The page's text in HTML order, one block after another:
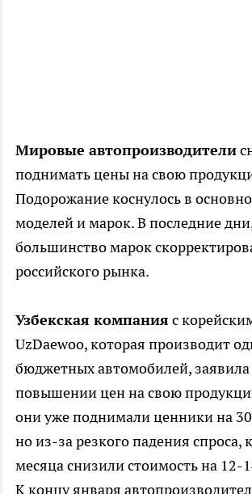
Мировые автопроизводители
поднимать цены на свою
Подорожание коснулось в
моделей и марок. В последние
большинство марок
российского рынка.
Узбекская компания с
UzDaewoo, которая производит
бюджетных автомобилей,
повышении цен на свою
они уже поднимали ценники на
но из-за резкого падения спроса,
месяца снизили стоимость на 12-
К концу января